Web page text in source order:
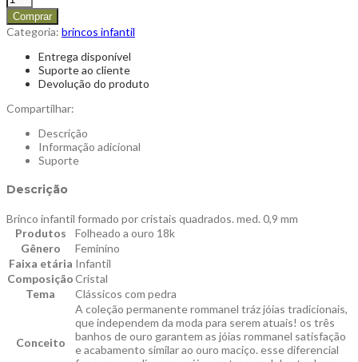
Comprar
Categoria: brincos infantil
Entrega disponível
Suporte ao cliente
Devolução do produto
Compartilhar:
Descrição
Informação adicional
Suporte
Descrição
Brinco infantil formado por cristais quadrados. med. 0,9 mm
Produtos
Folheado a ouro 18k
Gênero
Feminino
Faixa etária Infantil
ComposiçãoCristal
Tema
Clássicos com pedra
Conceito
A coleção permanente rommanel tráz jóias tradicionais,
que independem da moda para serem atuais! os três
banhos de ouro garantem as jóias rommanel satisfação
e acabamento similar ao ouro maciço. esse diferencial